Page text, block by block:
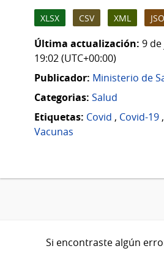
XLSX CSV XML
Última actualización: 9
19:02 (UTC+00:00)
Publicador: Ministerio de
Categorias: Salud
Etiquetas: Covid , Covid-19 ,
Vacunas
Si encontraste algún